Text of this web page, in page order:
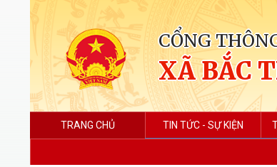
CỔNG
XÃ BẮC
TRANG CHỦ TIN TỨC - SỰ KIỆN